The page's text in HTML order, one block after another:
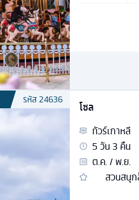
รหัส24636
โซล
ทัวร์เกาหลี
5วัน3 คืน
ต.ค. / พ.ย.
สวนสนุ